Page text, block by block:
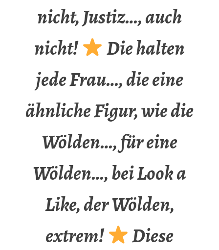
nicht, Justiz…, auch
nicht!
Die halten
jede Frau…, die eine
ähnliche Figur, wie die
Wölden…, für eine
Wölden…, bei Look a
Like, der Wölden,
extrem!
Diese